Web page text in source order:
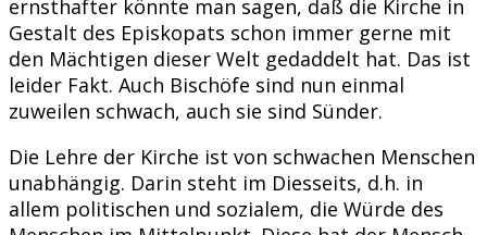
ernsthafter könnte man sagen, daß die Kirche in
Gestalt des Episkopats schon immer gerne mit
den Mächtigen dieser Welt gedaddelt hat. Das ist
leider Fakt. Auch Bischöfe sind nun einmal
zuweilen schwach, auch sie sind Sünder.
Die Lehre der Kirche ist von schwachen Menschen
unabhängig. Darin steht im Diesseits, d.h. in
allem politischen und sozialem, die Würde des